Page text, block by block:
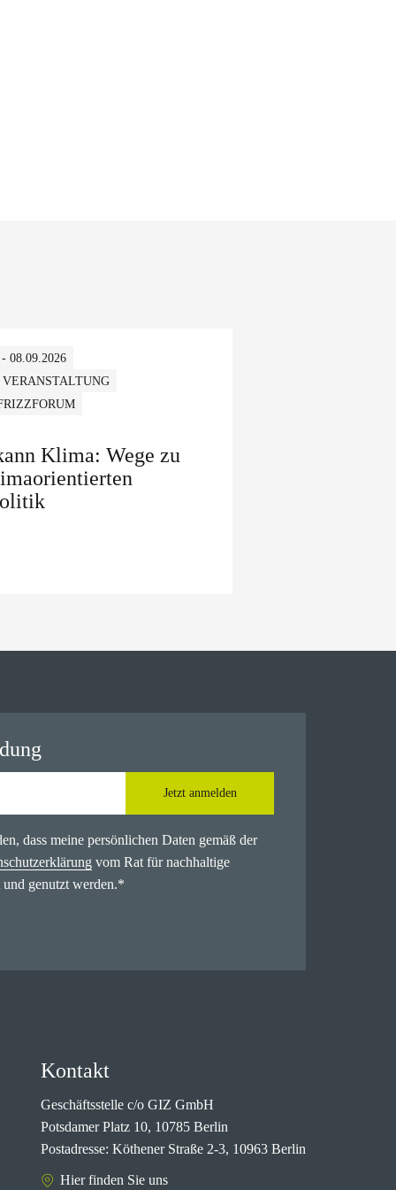
08.09.2026
Klima: Wege zu
Jetzt anmelden
dass meine persönlichen Daten gemäß der
vom Rat für nachhaltige
genutzt werden.*
Kontakt
Geschäftsstelle c/o GIZ GmbH
Potsdamer Platz 10, 10785 Berlin
Postadresse: Köthener Straße 2-3, 10963 Berlin
Hier finden Sie uns